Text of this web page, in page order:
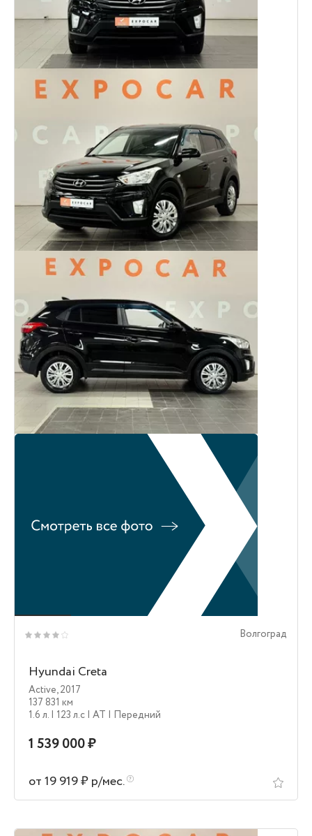
Волгоград
Hyundai Creta
Active,2017
137 831 км
1.6 л. | 123 л.c | AT | Передний
1 539 000 ₽
от 19 919 ₽ р/мес.